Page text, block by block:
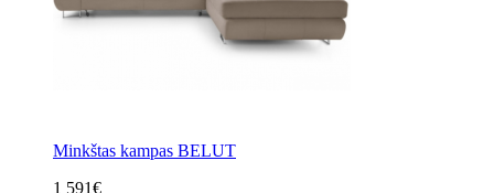
Minkštas kampas BELUT
1 591€